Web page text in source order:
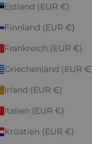
Estland (EUR €)
Finnland (EUR €)
Frankreich (EUR €)
Griechenland (EUR €)
Irland (EUR €)
Italien (EUR €)
Kroatien (EUR €)